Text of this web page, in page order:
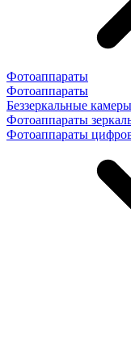
Фотоаппараты
Фотоаппараты
Беззеркальные камеры
Фотоаппараты
Фотоаппараты